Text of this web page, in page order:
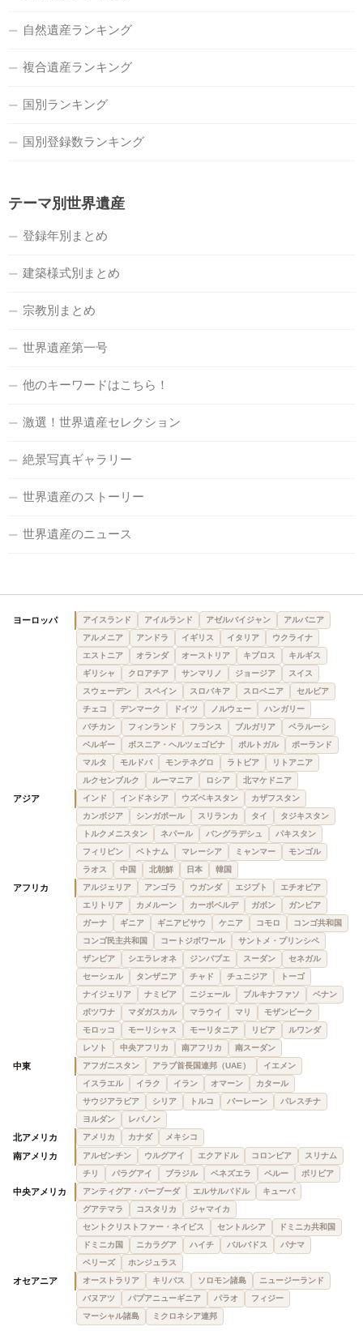
自然遺産ランキング
複合遺産ランキング
国別ランキング
国別登録数ランキング
テーマ別世界遺産
登録年別まとめ
建築様式別まとめ
宗教別まとめ
世界遺産第一号
他のキーワードはこちら！
激選！世界遺産セレクション
絶景写真ギャラリー
世界遺産のストーリー
世界遺産のニュース
ヨーロッパ アイスランド アイルランド アゼルバイジャン
アルバニア
アルメニア
アンドラ イギリス イタリア
ウクライナ
エストニア
オランダ オーストリア キプロス
キルギス
ギリシャ
クロアチア サンマリノ ジョージア
スイス
スウェーデン
スペイン スロバキア スロベニア
セルビア
チェコ
デンマーク ドイツ ノルウェー
ハンガリー
バチカン
フィンランド フランス ブルガリア
ベラルーシ
ベルギー
ボスニア・ヘルツェゴビナ ポルトガル
ポーランド
マルタ
モルドバ モンテネグロ ラトビア
リトアニア
ルクセンブルク
ルーマニア ロシア 北マケドニア
アジア インド インドネシア ウズベキスタン
カザフスタン
カンボジア
シンガポール スリランカ タイ
タジキスタン
トルクメニスタン
ネパール バングラデシュ
パキスタン
フィリピン
ベトナム マレーシア ミャンマー
モンゴル
ラオス
中国 北朝鮮 日本 韓国
アフリカ アルジェリア アンゴラ ウガンダ エジプト
エチオピア
エリトリア
カメルーン カーボベルデ ガボン
ガンビア
ガーナ
ギニア ギニアビサウ ケニア コモロ
コンゴ共和国
コンゴ民主共和国
コートジボワール
サントメ・プリンシペ
ザンビア
シエラレオネ ジンバブエ スーダン
セネガル
セーシェル
タンザニア チャド チュニジア
トーゴ
ナイジェリア
ナミビア ニジェール ブルキナファソ
ベナン
ボツワナ
マダガスカル マラウイ マリ
モザンビーク
モロッコ
モーリシャス モーリタニア リビア
ルワンダ
レソト
中央アフリカ 南アフリカ 南スーダン
中東 アフガニスタン アラブ首長国連邦（UAE）
イエメン
イスラエル
イラク イラン オマーン
カタール
サウジアラビア
シリア トルコ バーレーン
パレスチナ
ヨルダン
レバノン
北アメリカ アメリカ カナダ メキシコ
南アメリカ アルゼンチン ウルグアイ エクアドル コロンビア
スリナム
チリ
パラグアイ ブラジル ベネズエラ ペルー ボリビア
中央アメリカ アンティグア・バーブーダ エルサルバドル
キューバ
グアテマラ
コスタリカ
ジャマイカ
セントクリストファー・ネイビス
セントルシア
ドミニカ共和国
ドミニカ国
ニカラグア ハイチ バルバドス
パナマ
ベリーズ
ホンジュラス
オセアニア オーストラリア キリバス ソロモン諸島
ニュージーランド
バヌアツ
パプアニューギニア パラオ
フィジー
マーシャル諸島
ミクロネシア連邦